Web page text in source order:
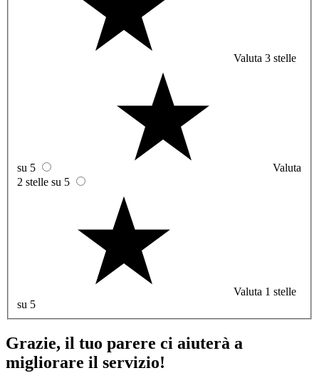
Valuta 3 stelle
su 5
Valuta
2 stelle su 5
Valuta 1 stelle
su 5
Grazie, il tuo parere ci aiuterà a
migliorare il servizio!